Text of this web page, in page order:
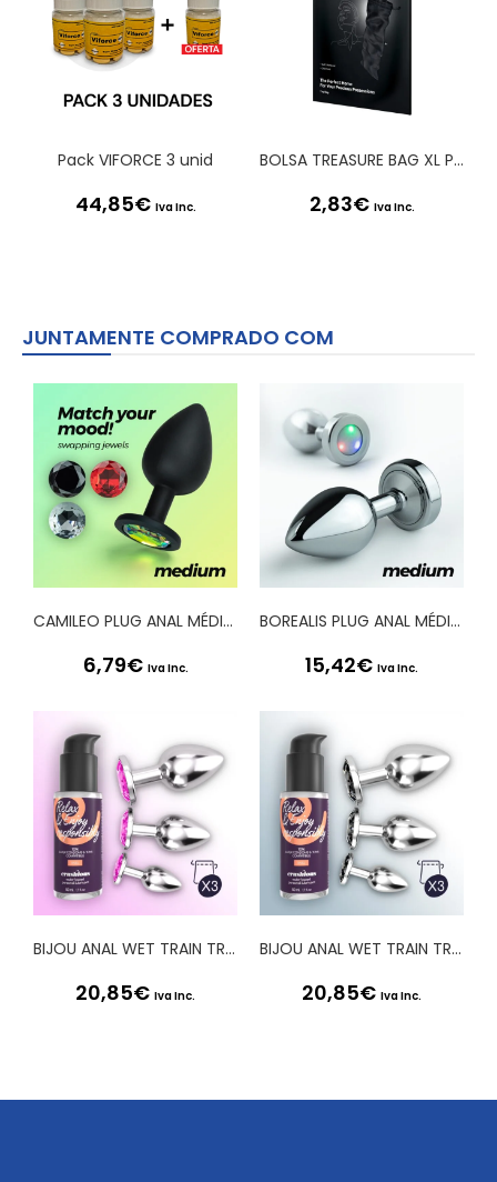
Pack VIFORCE 3 unid
44,85€ Iva Inc.
BOLSA TREASURE BAG XL PRETA SATISFYER
2,83€ Iva Inc.
JUNTAMENTE COMPRADO COM
CAMILEO PLUG ANAL MÉDIO COM 4 JOIAS INTERCAMBIÁVEIS CRUSHIOUS
6,79€ Iva Inc.
BOREALIS PLUG ANAL MÉDIO COM LED CRUSHIOUS
15,42€ Iva Inc.
BIJOU ANAL WET TRAIN TRIO CRUSHIOUS ROSA
20,85€ Iva Inc.
BIJOU ANAL WET TRAIN TRIO CRUSHIOUS PRETO
20,85€ Iva Inc.